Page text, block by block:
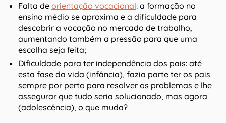
Falta de orientação vocacional: a formação no
ensino médio se aproxima e a dificuldade para
descobrir a vocação no mercado de trabalho,
aumentando também a pressão para que uma
escolha seja feita;
Dificuldade para ter independência dos pais: até
esta fase da vida (infância), fazia parte ter os pais
sempre por perto para resolver os problemas e lhe
assegurar que tudo seria solucionado, mas agora
(adolescência), o que muda?